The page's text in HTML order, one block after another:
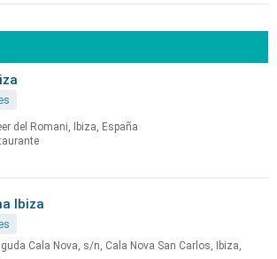
del Romani, Ibiza, España
Ibiza
Cala Nova, s/n, Cala Nova San Carlos, Ibiza,